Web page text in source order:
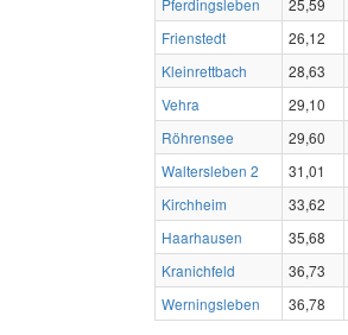
Pferdingsleben
25,59
Frienstedt
26,12
Kleinrettbach
28,63
Vehra
29,10
Röhrensee
29,60
Waltersleben 2
31,01
Kirchheim
33,62
Haarhausen
35,68
Kranichfeld
36,73
Werningsleben
36,78